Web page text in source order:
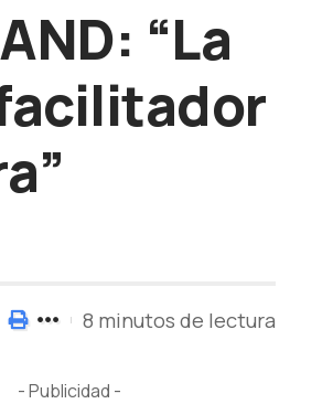
“La
8 minutos de lectura
- Publicidad -